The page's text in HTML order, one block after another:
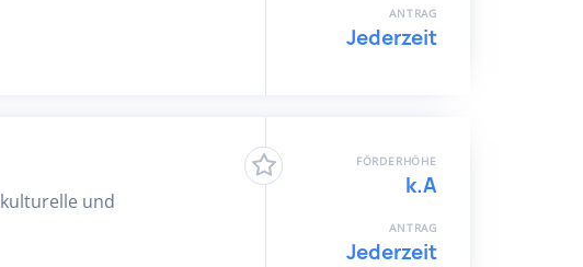
ANTRAG
Jederzeit
und
FÖRDERHÖHE
k.A
ANTRAG
Jederzeit